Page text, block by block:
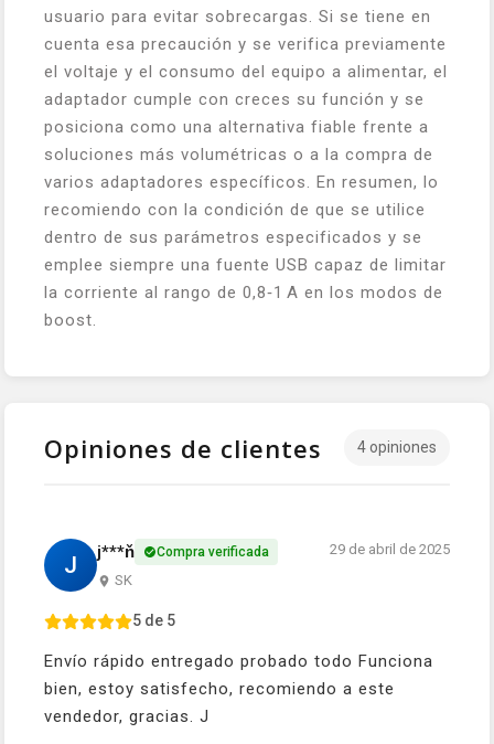
usuario para evitar sobrecargas. Si se tiene en
cuenta esa precaución y se verifica previamente
el voltaje y el consumo del equipo a alimentar, el
adaptador cumple con creces su función y se
posiciona como una alternativa fiable frente a
soluciones más volumétricas o a la compra de
varios adaptadores específicos. En resumen, lo
recomiendo con la condición de que se utilice
dentro de sus parámetros especificados y se
emplee siempre una fuente USB capaz de limitar
la corriente al rango de 0,8‑1 A en los modos de
boost.
Opiniones de clientes 4 opiniones
J j***ň Compra verificada
SK
29 de abril de 2025
5 de 5
Envío rápido entregado probado todo Funciona
bien, estoy satisfecho, recomiendo a este
vendedor, gracias. J